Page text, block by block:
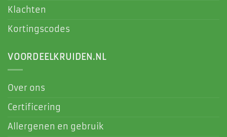
Klachten
Kortingscodes
VOORDEELKRUIDEN.NL
Over ons
Certificering
Allergenen en gebruik